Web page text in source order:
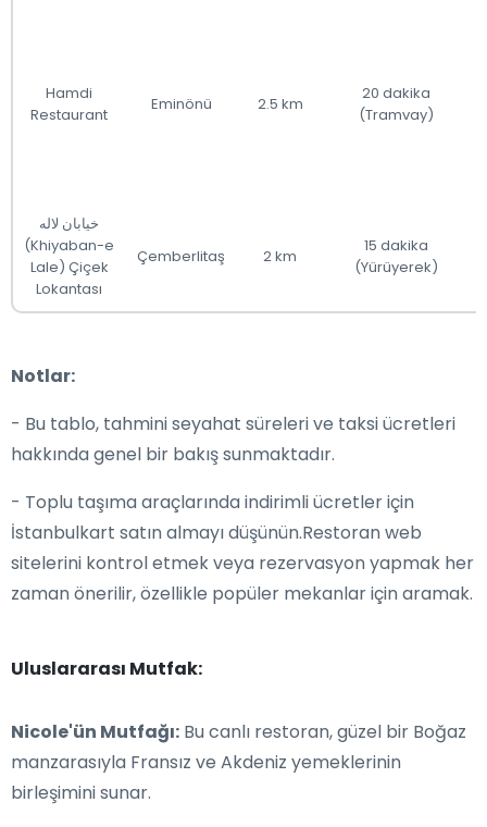
Hamdi
Restaurant
Eminönü 2.5 km
20 dakika
(Tramvay)
خیابان لاله
(Khiyaban-e
Lale) Çiçek
Lokantası
Çemberlitaş 2 km
15 dakika
(Yürüyerek)
Notlar:
- Bu tablo, tahmini seyahat süreleri ve taksi ücretleri
hakkında genel bir bakış sunmaktadır.
- Toplu taşıma araçlarında indirimli ücretler için
İstanbulkart satın almayı düşünün.Restoran web
sitelerini kontrol etmek veya rezervasyon yapmak her
zaman önerilir, özellikle popüler mekanlar için aramak.
Uluslararası Mutfak:
Nicole'ün Mutfağı: Bu canlı restoran, güzel bir Boğaz
manzarasıyla Fransız ve Akdeniz yemeklerinin
birleşimini sunar.